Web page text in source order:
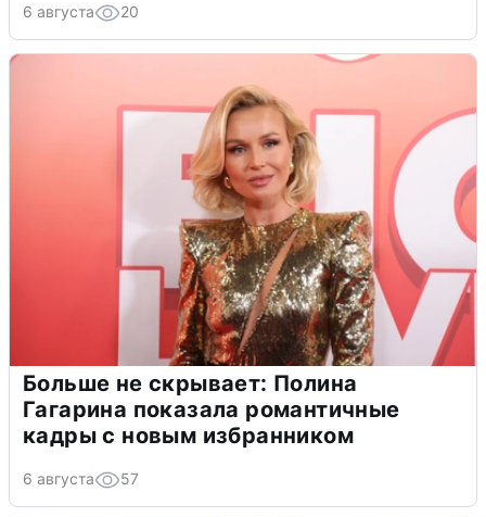
6 августа 20
Больше не скрывает: Полина
Гагарина показала романтичные
кадры с новым избранником
6 августа 57